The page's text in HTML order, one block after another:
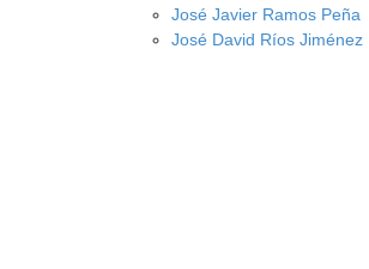
José Javier Ramos Peña
José David Ríos Jiménez